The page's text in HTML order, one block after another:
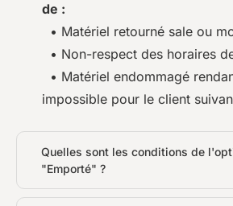
de :
• Matériel retourné sale ou
• Non-respect des horaires
• Matériel endommagé
impossible pour le client
Quelles sont les conditions de
"Emporté" ?